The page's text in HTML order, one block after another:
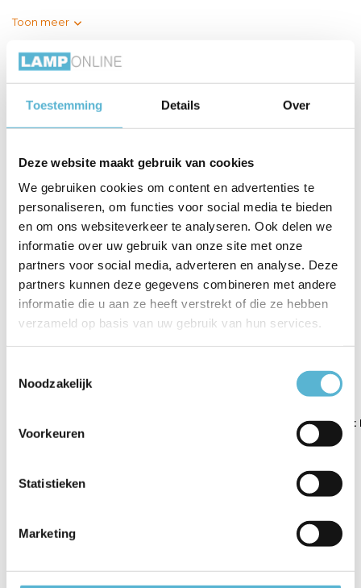
Toestemming Details Over
Deze website maakt gebruik van cookies
We gebruiken cookies om content en advertenties te
personaliseren, om functies voor social media te bieden
en om ons websiteverkeer te analyseren. Ook delen we
informatie over uw gebruik van onze site met onze
partners voor social media, adverteren en analyse. Deze
partners kunnen deze gegevens combineren met andere
informatie die u aan ze heeft verstrekt of die ze hebben
verzameld op basis van uw gebruik van hun services.
Noodzakelijk
Voorkeuren
Statistieken
Marketing
Toon meer
Productspecificaties
Artikelnummer 47091003
Breedte 14.5 cm
Toon meer
Vergelijk Delen
Gerelateerde artikelen:
2,2 W...
Tafellamp Grant
€89,95
€76,46